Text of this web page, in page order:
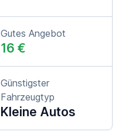
Gutes Angebot
16 €
Günstigster
Fahrzeugtyp
Kleine Autos